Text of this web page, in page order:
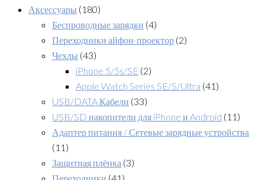
Аксессуары (180)
Беспроводные зарядки (4)
Переходники айфон-проектор (2)
Чехлы (43)
iPhone 5/5s/SE (2)
Apple Watch Series SE/S/Ultra (41)
USB/DATA Кабели (33)
USB/SD накопители для iPhone и Android (11)
Адаптер питания / Сетевые зарядные устройства
(11)
Защитная плёнка (3)